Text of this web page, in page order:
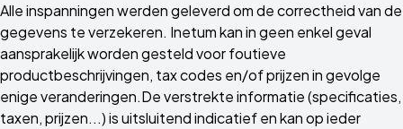
Alle inspanningen werden geleverd om de correctheid van de
gegevens te verzekeren. Inetum kan in geen enkel geval
aansprakelijk worden gesteld voor foutieve
productbeschrijvingen, tax codes en/of prijzen in gevolge
enige veranderingen.De verstrekte informatie (specificaties,
taxen, prijzen...) is uitsluitend indicatief en kan op ieder